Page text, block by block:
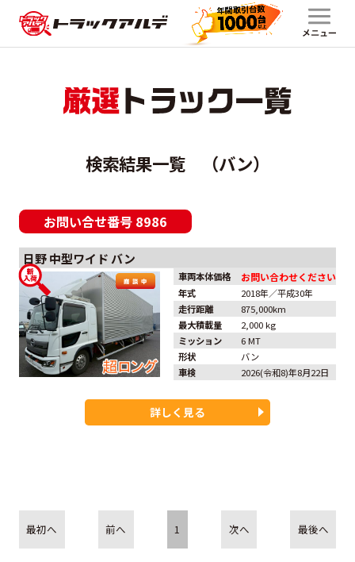
検索結果一覧 （バン）
お問い合せ番号8986
日野 中型ワイド バン
車両本体価格 お問い合わせください
年式
2018年／平成30年
走行距離
875,000km
最大積載量
2,000 kg
ミッション
6 MT
形状
バン
車検
2026(令和8)年8月22日
詳しく見る
最初へ 前へ 1 次へ 最後へ